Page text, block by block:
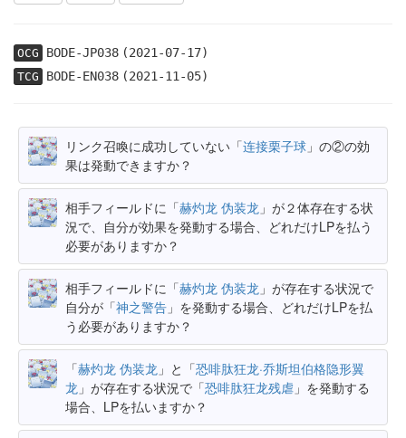
OCG BODE-JP038(2021-07-17)
TCG BODE-EN038(2021-11-05)
リンク召喚に成功していない「连接栗子球 」の②の効
果は発動できますか？
相手フィールドに「赫灼龙 伪装龙 」が２体存在する状
況で、自分が効果を発動する場合、どれだけLPを払う
必要がありますか？
相手フィールドに「赫灼龙 伪装龙 」が存在する状況で
自分が「神之警告 」を発動する場合、どれだけLPを払
う必要がありますか？
「赫灼龙 伪装龙 」と「恐啡肽狂龙·乔斯坦伯格隐形翼
龙 」が存在する状況で「恐啡肽狂龙残虐 」を発動する
場合、LPを払いますか？